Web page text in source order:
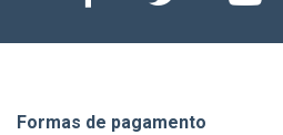
Formas de pagamento